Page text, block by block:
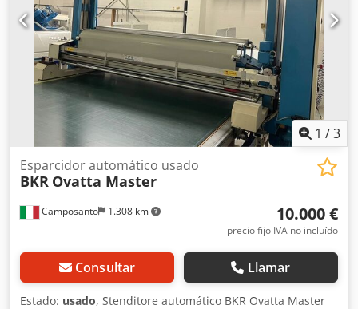
1 /3
Camposanto 1.308 km
Esparcidor automático usado
BKR Ovatta Master
10.000 €
precio fijo IVA no incluído
Consultar Llamar
Estado: usado, Stenditore automático BKR Ovatta Master